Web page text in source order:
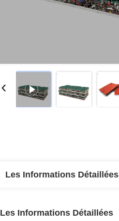
Les Informations Détaillées
Les Informations Détaillées